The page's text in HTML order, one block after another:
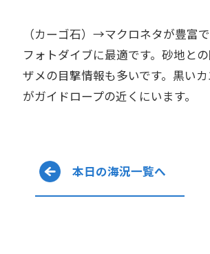
（カーゴ石）→マクロネタが豊富
フォトダイブに最適です。砂地と
ザメの目撃情報も多いです。黒い
がガイドロープの近くにいます。
本日の海況一覧へ